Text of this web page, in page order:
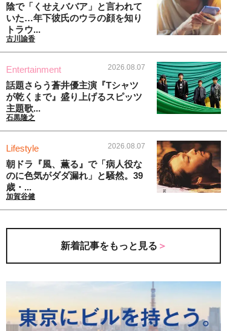
陰で「くせえババア」と言われて
いた…年下彼氏のウラの顔を知り
トラウ...
古川諭香
Entertainment 2026.08.07
話題さらう蒼井優主演『Tシャツ
が乾くまで』盛り上げるスピッツ
主題歌...
石黒隆之
Lifestyle 2026.08.07
朝ドラ『風、薫る』で「病人役な
のに色気がダダ漏れ」と騒然。39
歳・...
加賀谷健
新着記事をもっと見る